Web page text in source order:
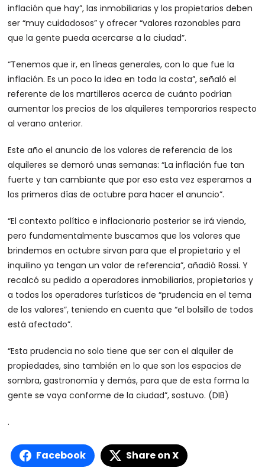
inflación que hay”, las inmobiliarias y los propietarios deben
ser “muy cuidadosos” y ofrecer “valores razonables para
que la gente pueda acercarse a la ciudad”.
“Tenemos que ir, en líneas generales, con lo que fue la
inflación. Es un poco la idea en toda la costa”, señaló el
referente de los martilleros acerca de cuánto podrían
aumentar los precios de los alquileres temporarios respecto
al verano anterior.
Este año el anuncio de los valores de referencia de los
alquileres se demoró unas semanas: “La inflación fue tan
fuerte y tan cambiante que por eso esta vez esperamos a
los primeros días de octubre para hacer el anuncio”.
“El contexto político e inflacionario posterior se irá viendo,
pero fundamentalmente buscamos que los valores que
brindemos en octubre sirvan para que el propietario y el
inquilino ya tengan un valor de referencia”, añadió Rossi. Y
recalcó su pedido a operadores inmobiliarios, propietarios y
a todos los operadores turísticos de “prudencia en el tema
de los valores”, teniendo en cuenta que “el bolsillo de todos
está afectado”.
“Esta prudencia no solo tiene que ser con el alquiler de
propiedades, sino también en lo que son los espacios de
sombra, gastronomía y demás, para que de esta forma la
gente se vaya conforme de la ciudad”, sostuvo. (DIB)
.
Facebook Share on X